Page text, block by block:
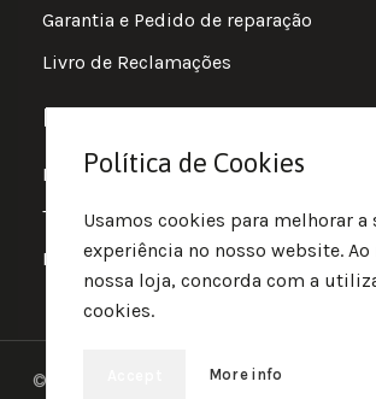
Garantia e Pedido de reparação
Livro de Reclamações
Informações
Política de Privacidade
Termos e Condições
Política de Cookies
© 2025 • Fluir • Theme designed
Política de Cookies
Usamos cookies para melhorar a
experiência no nosso website. Ao
nossa loja, concorda com a
cookies.
More info